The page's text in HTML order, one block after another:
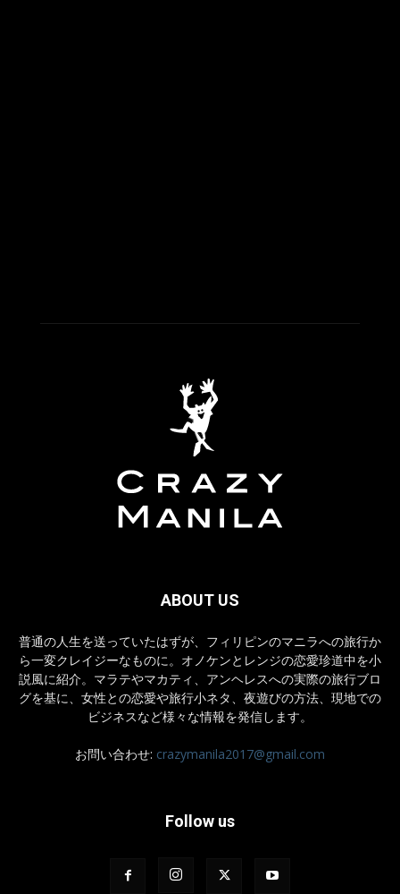
ABOUT US
普通の人生を送っていたはずが、フィリピンのマニラへの旅行か
ら一変クレイジーなものに。オノケンとレンジの恋愛珍道中を小
説風に紹介。マラテやマカティ、アンヘレスへの実際の旅行ブロ
グを基に、女性との恋愛や旅行小ネタ、夜遊びの方法、現地での
ビジネスなど様々な情報を発信します。
お問い合わせ: crazymanila2017@gmail.com
Follow us